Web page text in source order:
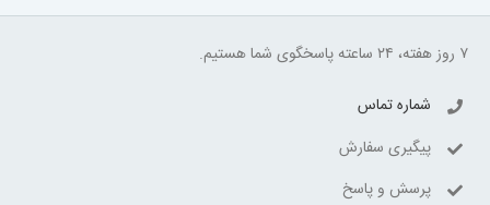
۷ روز هفته، ۲۴ ساعته پاسخگوی شما هستیم.
شماره تماس
پیگیری سفارش
پرسش و پاسخ